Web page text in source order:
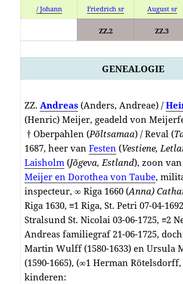
/ Johann
Friedrich sr
August sr
ZZ.2 ZZ.3
GENEALOGIE
ZZ.Andreas (Anders, Andreae) /
(Henric) Meijer, geadeld von
† Oberpahlen (Põltsamaa) / Reval (
1687, heer vanFesten (Vestiene,
Laisholm (Jõgeva, Estland), zoon
Meijer en Dorothea von Taube,
inspecteur, ∞ Riga 1660 (Anna)
Riga 1630, ≡1 Riga, St. Petri 07-04-
Stralsund St. Nicolai 03-06-1725, ≡2
Andreas familiegraf 21-06-1725,
Martin Wulff (1580-1633) en Ursula
(1590-1665), (∞1 Herman Rötelsdorff,
kinderen: